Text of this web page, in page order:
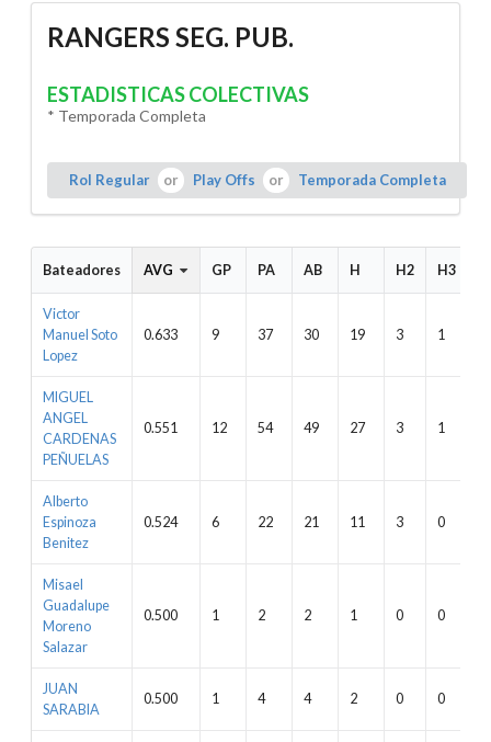
RANGERS SEG. PUB.
ESTADISTICAS COLECTIVAS
* Temporada Completa
Rol Regular Play Offs Temporada Completa
Bateadores AVG GP PA AB H H2 H3
Victor
Manuel Soto
Lopez
0.633 9 37 30 19 3 1
MIGUEL
ANGEL
CARDENAS
PEÑUELAS
0.551 12 54 49 27 3 1
Alberto
Espinoza
Benitez
0.524 6 22 21 11 3 0
Misael
Guadalupe
Moreno
Salazar
0.500 1 2 2 1 0 0
JUAN
SARABIA
0.500 1 4 4 2 0 0